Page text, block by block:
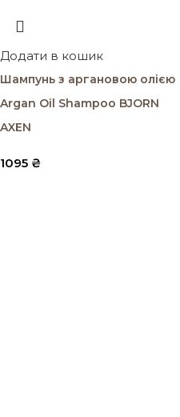
Додати в кошик
Шампунь з аргановою олією
Argan Oil Shampoo BJORN
AXEN
1095 ₴